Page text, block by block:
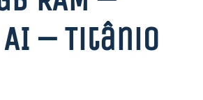
– Titânio